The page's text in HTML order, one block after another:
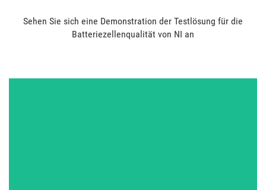
Sehen Sie sich eine Demonstration der Testlösung für die
Batteriezellenqualität von NI an